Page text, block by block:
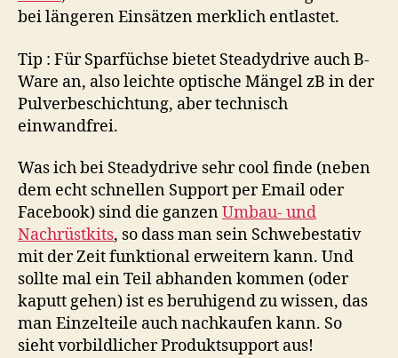
bei längeren Einsätzen merklich entlastet.
Tip : Für Sparfüchse bietet Steadydrive auch B-
Ware an, also leichte optische Mängel zB in der
Pulverbeschichtung, aber technisch
einwandfrei.
Was ich bei Steadydrive sehr cool finde (neben
dem echt schnellen Support per Email oder
Facebook) sind die ganzenUmbau- und
Nachrüstkits, so dass man sein Schwebestativ
mit der Zeit funktional erweitern kann. Und
sollte mal ein Teil abhanden kommen (oder
kaputt gehen) ist es beruhigend zu wissen, das
man Einzelteile auch nachkaufen kann. So
sieht vorbildlicher Produktsupport aus!